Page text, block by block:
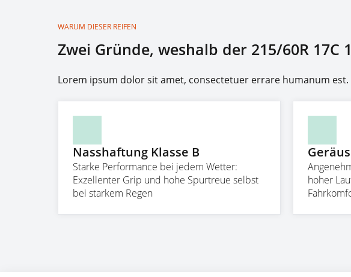
WARUM DIESER REIFEN
Zwei Gründe, weshalb der 215/60R 17C
Lorem ipsum dolor sit amet, consectetuer errare humanum est.
Nasshaftung Klasse B
Starke Performance bei jedem Wetter:
Exzellenter Grip und hohe Spurtreue selbst
bei starkem Regen
hoher